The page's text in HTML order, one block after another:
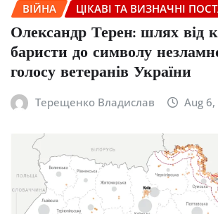
ВІЙНА ЦІКАВІ ТА ВИЗНАЧНІ
Олександр Терен: шлях від
баристи до символу
голосу ветеранів України
Терещенко Владислав Aug